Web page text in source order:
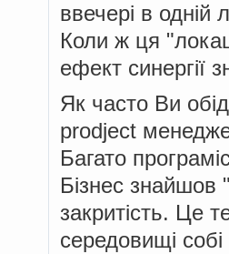
ввечері в одній
Коли ж ця
ефект синергії
Як часто Ви
prodject
Багато
Бізнес знайшов
закритість. Це
середовищі